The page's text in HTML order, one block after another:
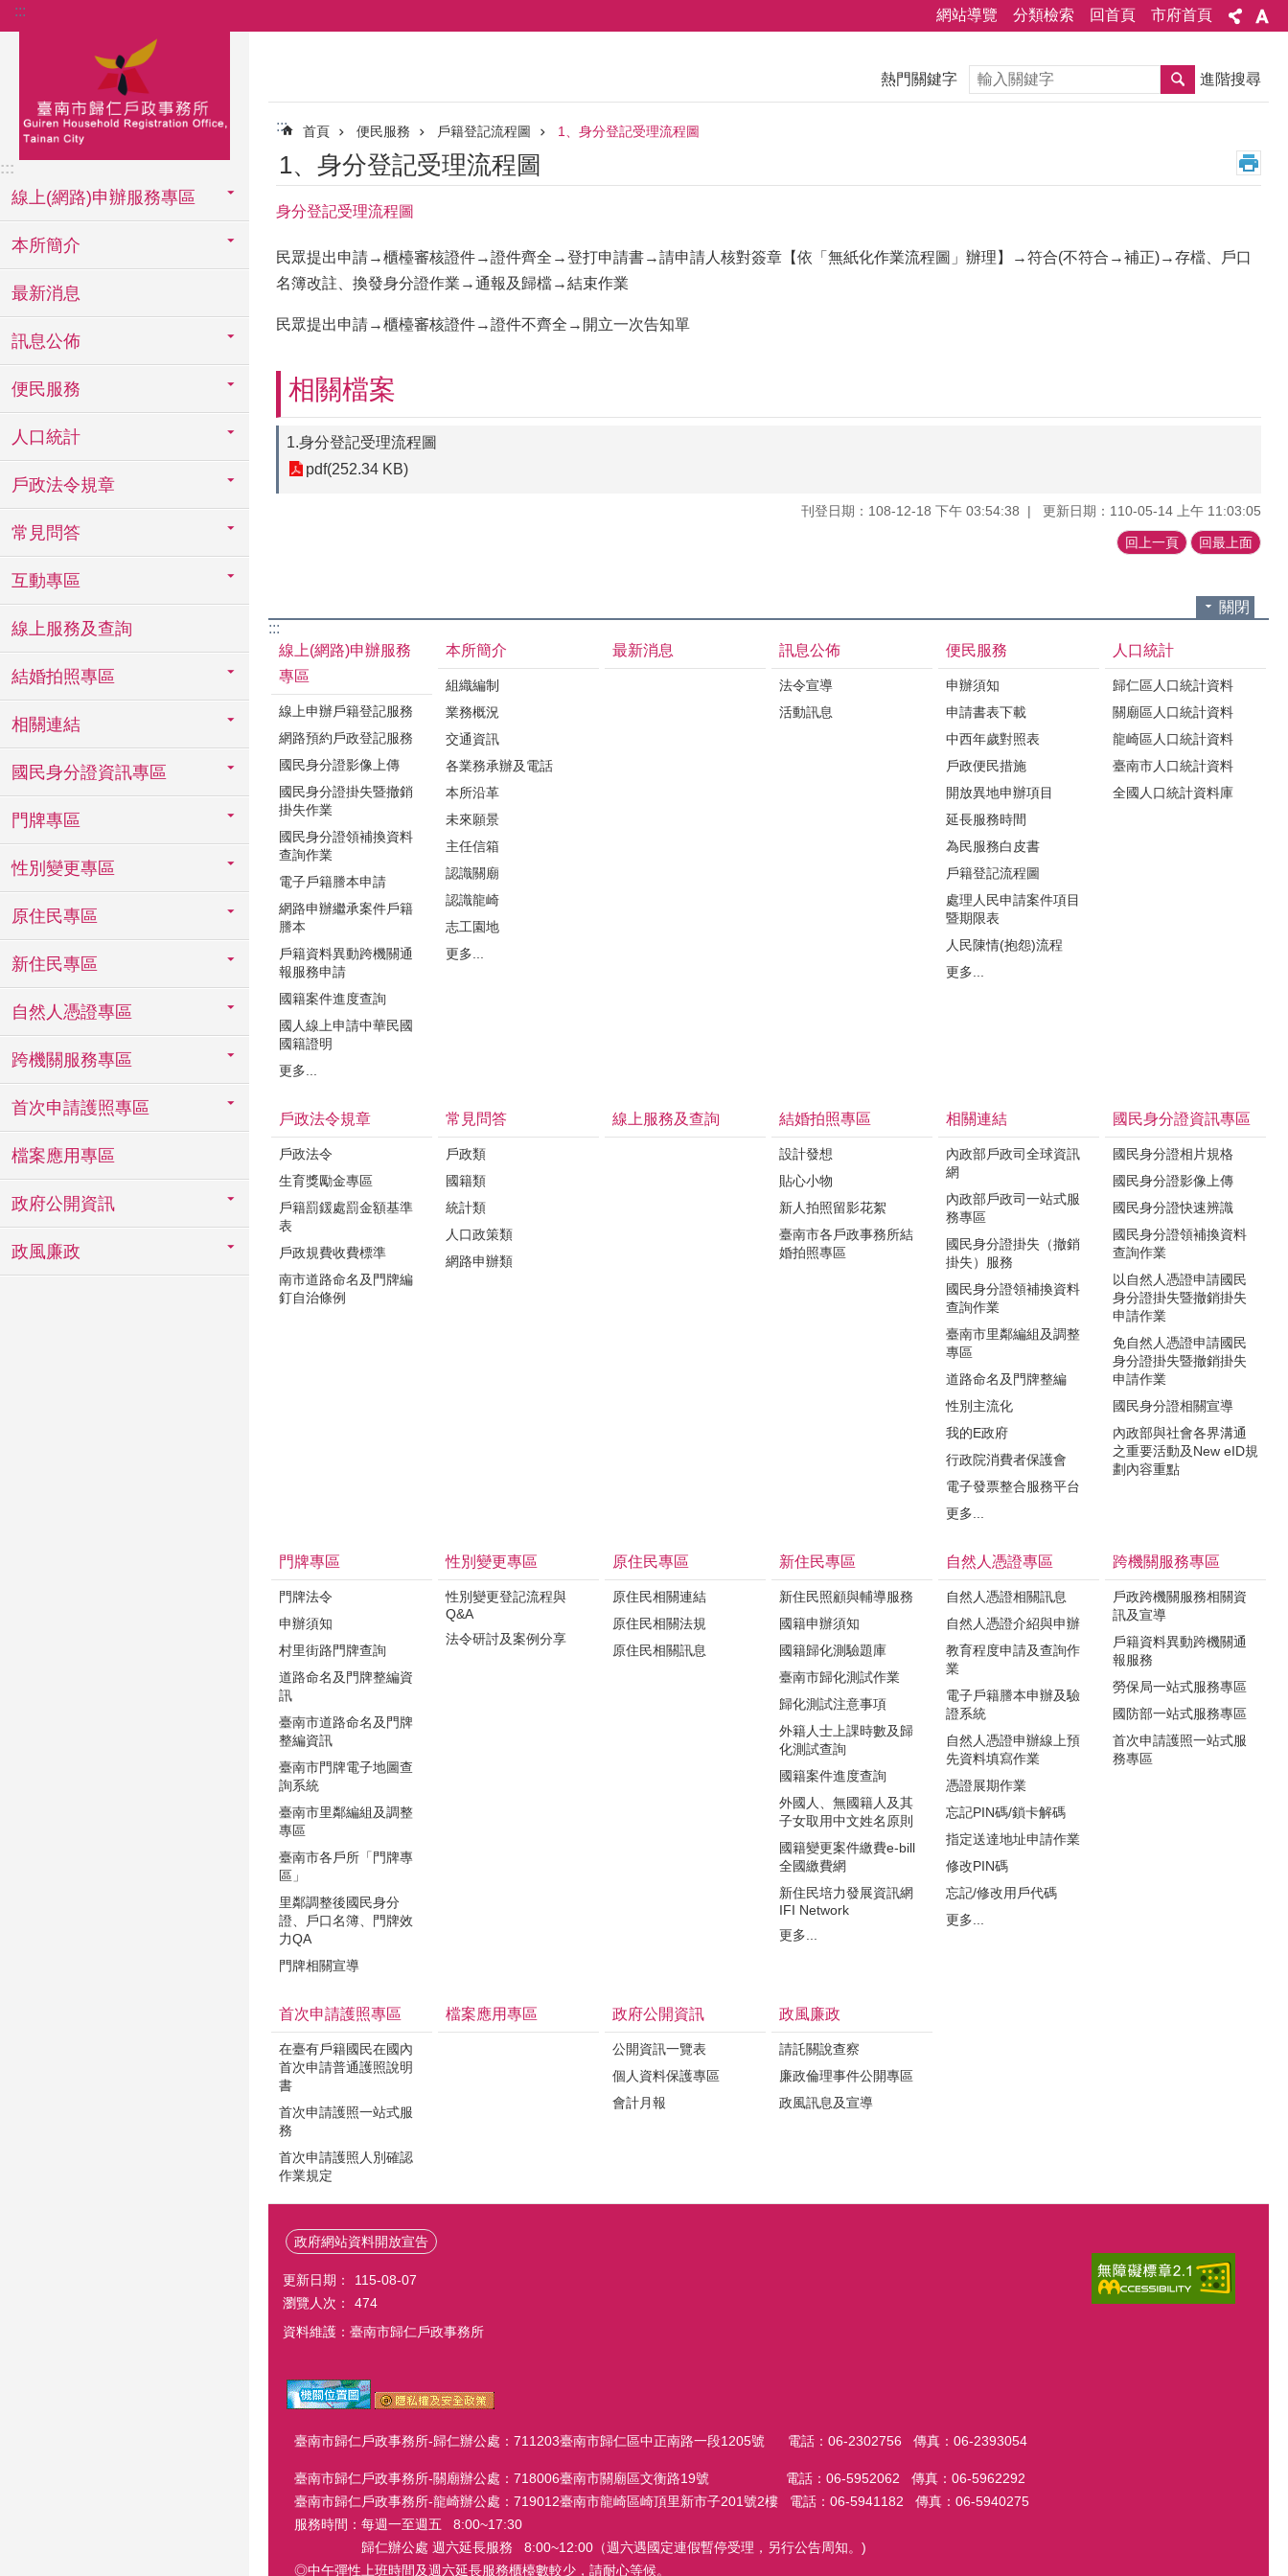
跳到主要內容區塊
::: 網站導覽 分類檢索 回首頁 市府首頁
:::
線上(網路)申辦服務專區
本所簡介
最新消息
訊息公佈
便民服務
人口統計
戶政法令規章
常見問答
互動專區
線上服務及查詢
結婚拍照專區
相關連結
國民身分證資訊專區
門牌專區
性別變更專區
原住民專區
新住民專區
自然人憑證專區
跨機關服務專區
首次申請護照專區
檔案應用專區
政府公開資訊
政風廉政
熱門關鍵字 搜尋 進階搜尋
::: 首頁 便民服務 戶籍登記流程圖 1、身分登記受理流程圖
1、身分登記受理流程圖
身分登記受理流程圖
民眾提出申請→櫃檯審核證件→證件齊全→登打申請書→請申請人核對簽章【依「無紙化作業流程圖」辦理】→符合(不符合→補正)→存檔、戶口
名簿改註、換發身分證作業→通報及歸檔→結束作業
民眾提出申請→櫃檯審核證件→證件不齊全→開立一次告知單
相關檔案
1.身分登記受理流程圖
pdf(252.34 KB)
刊登日期：108-12-18 下午 03:54:38 更新日期：110-05-14 上午 11:03:05
回上一頁 回最上面
關閉
:::
線上(網路)申辦服務
專區
線上申辦戶籍登記服務
網路預約戶政登記服務
國民身分證影像上傳
國民身分證掛失暨撤銷
掛失作業
國民身分證領補換資料
查詢作業
電子戶籍謄本申請
網路申辦繼承案件戶籍
謄本
戶籍資料異動跨機關通
報服務申請
國籍案件進度查詢
國人線上申請中華民國
國籍證明
更多...
本所簡介
組織編制
業務概況
交通資訊
各業務承辦及電話
本所沿革
未來願景
主任信箱
認識關廟
認識龍崎
志工園地
更多...
最新消息 訊息公佈
法令宣導
活動訊息
便民服務
申辦須知
申請書表下載
中西年歲對照表
戶政便民措施
開放異地申辦項目
延長服務時間
為民服務白皮書
戶籍登記流程圖
處理人民申請案件項目
暨期限表
人民陳情(抱怨)流程
更多...
人口統計
歸仁區人口統計資料
關廟區人口統計資料
龍崎區人口統計資料
臺南市人口統計資料
全國人口統計資料庫
戶政法令規章
戶政法令
生育獎勵金專區
戶籍罰鍰處罰金額基準
表
戶政規費收費標準
南市道路命名及門牌編
釘自治條例
常見問答
戶政類
國籍類
統計類
人口政策類
網路申辦類
線上服務及查詢 結婚拍照專區
設計發想
貼心小物
新人拍照留影花絮
臺南市各戶政事務所結
婚拍照專區
相關連結
內政部戶政司全球資訊
網
內政部戶政司一站式服
務專區
國民身分證掛失（撤銷
掛失）服務
國民身分證領補換資料
查詢作業
臺南市里鄰編組及調整
專區
道路命名及門牌整編
性別主流化
我的E政府
行政院消費者保護會
電子發票整合服務平台
更多...
國民身分證資訊專區
國民身分證相片規格
國民身分證影像上傳
國民身分證快速辨識
國民身分證領補換資料
查詢作業
以自然人憑證申請國民
身分證掛失暨撤銷掛失
申請作業
免自然人憑證申請國民
身分證掛失暨撤銷掛失
申請作業
國民身分證相關宣導
內政部與社會各界溝通
之重要活動及New eID規
劃內容重點
門牌專區
門牌法令
申辦須知
村里街路門牌查詢
道路命名及門牌整編資
訊
臺南市道路命名及門牌
整編資訊
臺南市門牌電子地圖查
詢系統
臺南市里鄰編組及調整
專區
臺南市各戶所「門牌專
區」
里鄰調整後國民身分
證、戶口名簿、門牌效
力QA
門牌相關宣導
性別變更專區
性別變更登記流程與
Q&A
法令研討及案例分享
原住民專區
原住民相關連結
原住民相關法規
原住民相關訊息
新住民專區
新住民照顧與輔導服務
國籍申辦須知
國籍歸化測驗題庫
臺南市歸化測試作業
歸化測試注意事項
外籍人士上課時數及歸
化測試查詢
國籍案件進度查詢
外國人、無國籍人及其
子女取用中文姓名原則
國籍變更案件繳費e-bill
全國繳費網
新住民培力發展資訊網
IFI Network
更多...
自然人憑證專區
自然人憑證相關訊息
自然人憑證介紹與申辦
教育程度申請及查詢作
業
電子戶籍謄本申辦及驗
證系統
自然人憑證申辦線上預
先資料填寫作業
憑證展期作業
忘記PIN碼/鎖卡解碼
指定送達地址申請作業
修改PIN碼
忘記/修改用戶代碼
更多...
跨機關服務專區
戶政跨機關服務相關資
訊及宣導
戶籍資料異動跨機關通
報服務
勞保局一站式服務專區
國防部一站式服務專區
首次申請護照一站式服
務專區
首次申請護照專區
在臺有戶籍國民在國內
首次申請普通護照說明
書
首次申請護照一站式服
務
首次申請護照人別確認
作業規定
檔案應用專區 政府公開資訊
公開資訊一覽表
個人資料保護專區
會計月報
政風廉政
請託關說查察
廉政倫理事件公開專區
政風訊息及宣導
政府網站資料開放宣告
更新日期：
115-08-07
瀏覽人次：
474
資料維護：臺南市歸仁戶政事務所
臺南市歸仁戶政事務所-歸仁辦公處：711203臺南市歸仁區中正南路一段1205號 電話：06-2302756 傳真：06-2393054
臺南市歸仁戶政事務所-關廟辦公處：718006臺南市關廟區文衡路19號 電話：06-5952062 傳真：06-5962292
臺南市歸仁戶政事務所-龍崎辦公處：719012臺南市龍崎區崎頂里新市子201號2樓 電話：06-5941182 傳真：06-5940275
服務時間：每週一至週五 8:00~17:30
歸仁辦公處 週六延長服務 8:00~12:00（週六遇國定連假暫停受理，另行公告周知。)
◎中午彈性上班時間及週六延長服務櫃檯數較少，請耐心等候。